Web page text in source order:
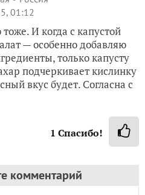
01:12
И когда с капустой
— особенно добавляю
только капусту
подчеркивает кислинку
вкус будет. Согласна с
1 Спасибо!
комментарий